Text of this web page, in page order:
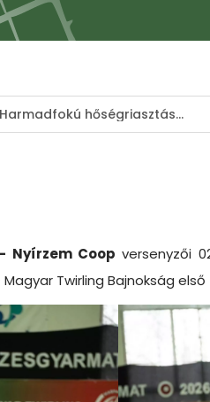
Harmadfokú hőségriasztás–MEGHOSSZABBÍTVA!
Nyírzem Coop versenyzői
Twirling Bajnokság első